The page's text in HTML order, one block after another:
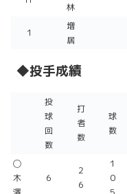
林
１
増
居
◆投手成績
投
球
回
数
打
者
数
球
数
◯
木
６
２
６
１
０